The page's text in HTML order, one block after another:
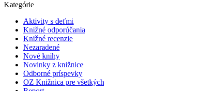
Kategórie
Aktivity s deťmi
Knižné odporúčania
Knižné recenzie
Nezaradené
Nové knihy
Novinky z knižnice
Odborné príspevky
OZ Knižnica pre všetkých